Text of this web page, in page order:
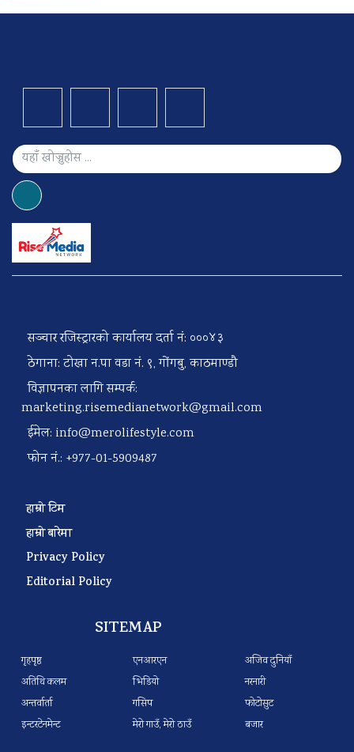
सञ्चार रजिस्ट्रारको कार्यालय दर्ता नं: ०००४३
ठेगाना: टोखा न.पा वडा नं. ९, गोंगबु, काठमाण्डौ
विज्ञापनका लागि सम्पर्क:
marketing.risemedianetwork@gmail.com
ईमेल: info@merolifestyle.com
फोन नं.: +977-01-5909487
हाम्रो टिम
हाम्रो बारेमा
Privacy Policy
Editorial Policy
SITEMAP
गृहपृष्ठ
अतिथि कलम
अन्तर्वार्ता
इन्टरटेनमेन्ट
एनआरएन
भिडियो
गसिप
मेरो गाउँ, मेरो ठाउँ
अजिव दुनियाँ
नरनारी
फोटोसुट
बजार